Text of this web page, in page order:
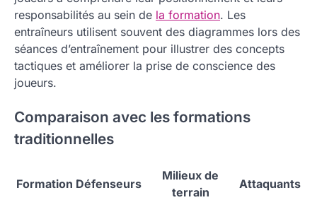
responsabilités au sein de la formation. Les
entraîneurs utilisent souvent des diagrammes lors des
séances d’entraînement pour illustrer des concepts
tactiques et améliorer la prise de conscience des
joueurs.
Comparaison avec les formations
traditionnelles
Formation Défenseurs
Milieux de
terrain
Attaquants